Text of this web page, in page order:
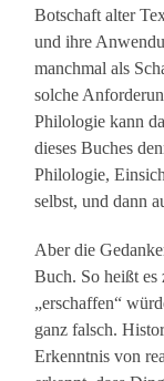
Botschaft alter
und ihre
manchmal als
solche
Philologie kann
dieses Buches
Philologie,
selbst, und dann
Aber die
Buch. So heißt es
„erschaffen“
ganz falsch.
Erkenntnis von